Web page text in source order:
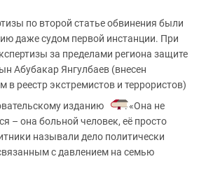
по второй статье обвинения были
даже судом первой инстанции. При
за пределами региона защите
Абубакар Янгулбаев (внесен
в реестр экстремистов и террористов)
изданию
: «Она не
– она больной человек, её просто
называли дело политически
с давлением на семью